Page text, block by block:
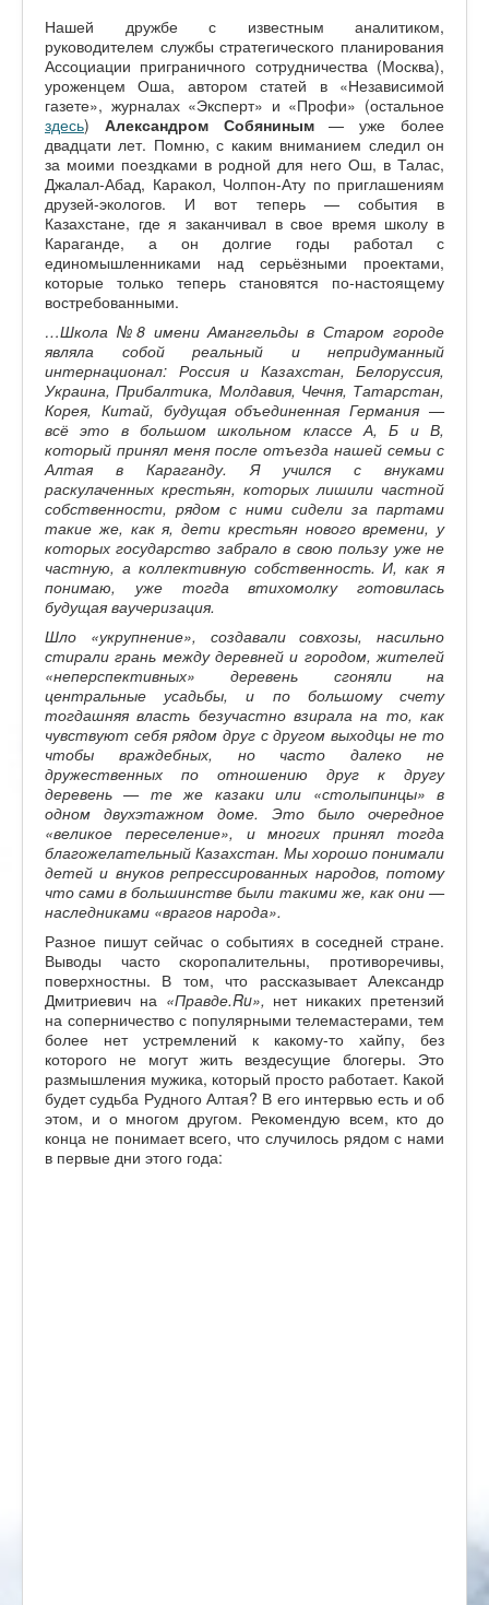
Нашей дружбе с известным аналитиком,
руководителем службы стратегического планирования
Ассоциации приграничного сотрудничества (Москва),
уроженцем Оша, автором статей в «Независимой
газете», журналах «Эксперт» и «Профи» (остальное
здесь) Александром Собяниным— уже более
двадцати лет. Помню, с каким вниманием следил он
за моими поездками в родной для него Ош, в Талас,
Джалал-Абад, Каракол, Чолпон-Ату по приглашениям
друзей-экологов. И вот теперь — события в
Казахстане, где я заканчивал в свое время школу в
Караганде, а он долгие годы работал с
единомышленниками над серьёзными проектами,
которые только теперь становятся по-настоящему
востребованными.
…Школа №8 имени Амангельды в Старом городе
являла собой реальный и непридуманный
интернационал: Россия и Казахстан, Белоруссия,
Украина, Прибалтика, Молдавия, Чечня, Татарстан,
Корея, Китай, будущая объединенная Германия —
всё это в большом школьном классе А, Б и В,
который принял меня после отъезда нашей семьи с
Алтая в Караганду. Я учился с внуками
раскулаченных крестьян, которых лишили частной
собственности, рядом с ними сидели за партами
такие же, как я, дети крестьян нового времени, у
которых государство забрало в свою пользу уже не
частную, а коллективную собственность. И, как я
понимаю, уже тогда втихомолку готовилась
будущая ваучеризация.
Шло «укрупнение», создавали совхозы, насильно
стирали грань между деревней и городом, жителей
«неперспективных» деревень сгоняли на
центральные усадьбы, и по большому счету
тогдашняя власть безучастно взирала на то, как
чувствуют себя рядом друг с другом выходцы не то
чтобы враждебных, но часто далеко не
дружественных по отношению друг к другу
деревень — те же казаки или «столыпинцы» в
одном двухэтажном доме. Это было очередное
«великое переселение», и многих принял тогда
благожелательный Казахстан. Мы хорошо понимали
детей и внуков репрессированных народов, потому
что сами в большинстве были такими же, как они —
наследниками «врагов народа».
Разное пишут сейчас о событиях в соседней стране.
Выводы часто скоропалительны, противоречивы,
поверхностны. В том, что рассказывает Александр
Дмитриевич на «Правде.Ru», нет никаких претензий
на соперничество с популярными телемастерами, тем
более нет устремлений к какому-то хайпу, без
которого не могут жить вездесущие блогеры. Это
размышления мужика, который просто работает. Какой
будет судьба Рудного Алтая? В его интервью есть и об
этом, и о многом другом. Рекомендую всем, кто до
конца не понимает всего, что случилось рядом с нами
в первые дни этого года: